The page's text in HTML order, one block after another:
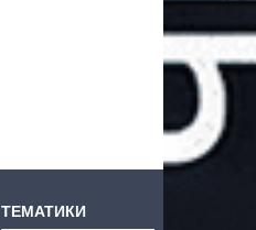
ТЕМАТИКИ